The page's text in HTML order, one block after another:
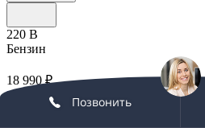
220 В
Бензин
18 990 ₽
Блок автозапуска АВР для
генераторов A-iPower 230В/50А 8
Арт.29108
Позвонить